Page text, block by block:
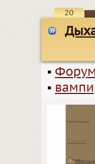
20
▪
▪